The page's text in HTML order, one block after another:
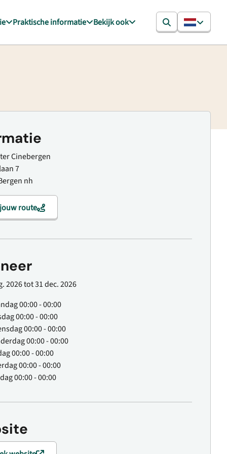
Praktische informatie Bekijk ook
Cinebergen
7
nh
route
2026 tot 31 dec. 2026
00:00 - 00:00
00:00 - 00:00
00:00 - 00:00
00:00 - 00:00
00:00 - 00:00
00:00 - 00:00
00:00 - 00:00